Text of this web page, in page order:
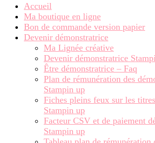
Accueil
Ma boutique en ligne
Bon de commande version papier
Devenir démonstratrice
Ma Lignée créative
Devenir démonstratrice
Être démonstratrice – Faq
Plan de rémunération des
Stampin up
Fiches pleins feux sur les
Stampin up
Facteur CSV et de paiement
Stampin up